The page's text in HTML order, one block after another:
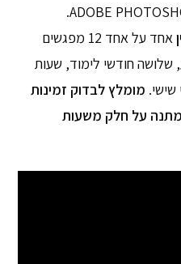
העיצוב הגרפי בתוכנה ADOBE PHOTOSHOP 2025.
אחד על אחד 12 מפגשים
חודשי לימוד, שעות
שישי. מומלץ לבדוק זמינות
על חלק משעות